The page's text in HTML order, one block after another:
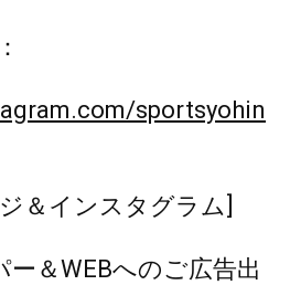
sportsyohin
＆インスタグラム]
ー＆WEBへのご広告出